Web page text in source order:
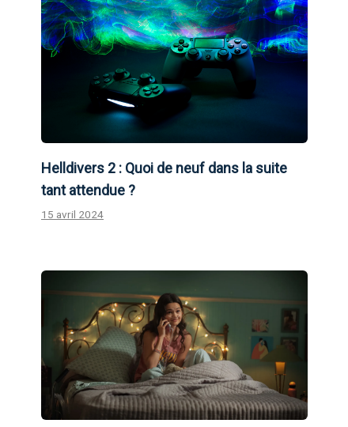
Helldivers 2 : Quoi de neuf dans la suite
tant attendue ?
15 avril 2024